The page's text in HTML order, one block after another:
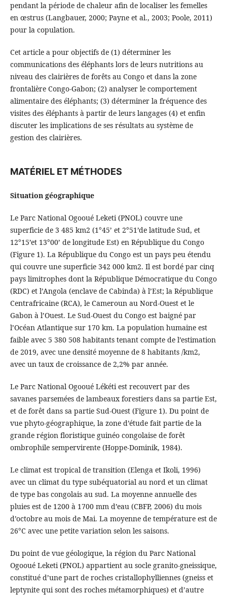
pendant la période de chaleur afin de localiser les femelles
en œstrus (Langbauer, 2000; Payne et al., 2003; Poole, 2011)
pour la copulation.
Cet article a pour objectifs de (1) déterminer les
communications des éléphants lors de leurs nutritions au
niveau des clairières de forêts au Congo et dans la zone
frontalière Congo-Gabon; (2) analyser le comportement
alimentaire des éléphants; (3) déterminer la fréquence des
visites des éléphants à partir de leurs langages (4) et enfin
discuter les implications de ses résultats au système de
gestion des clairières.
MATÉRIEL ET MÉTHODES
Situation géographique
Le Parc National Ogooué Leketi (PNOL) couvre une
superficie de 3 485 km2 (1°45’ et 2°51’de latitude Sud, et
12°15’et 13°00’ de longitude Est) en République du Congo
(Figure 1). La République du Congo est un pays peu étendu
qui couvre une superficie 342 000 km2. Il est bordé par cinq
pays limitrophes dont la République Démocratique du Congo
(RDC) et l’Angola (enclave de Cabinda) à l’Est; la République
Centrafricaine (RCA), le Cameroun au Nord-Ouest et le
Gabon à l’Ouest. Le Sud-Ouest du Congo est baigné par
l’Océan Atlantique sur 170 km. La population humaine est
faible avec 5 380 508 habitants tenant compte de l’estimation
de 2019, avec une densité moyenne de 8 habitants /km2,
avec un taux de croissance de 2,2% par année.
Le Parc National Ogooué Lékéti est recouvert par des
savanes parsemées de lambeaux forestiers dans sa partie Est,
et de forêt dans sa partie Sud-Ouest (Figure 1). Du point de
vue phyto-géographique, la zone d’étude fait partie de la
grande région floristique guinéo congolaise de forêt
ombrophile sempervirente (Hoppe-Dominik, 1984).
Le climat est tropical de transition (Elenga et Ikoli, 1996)
avec un climat du type subéquatorial au nord et un climat
de type bas congolais au sud. La moyenne annuelle des
pluies est de 1200 à 1700 mm d’eau (CBFP, 2006) du mois
d’octobre au mois de Mai. La moyenne de température est de
26°C avec une petite variation selon les saisons.
Du point de vue géologique, la région du Parc National
Ogooué Leketi (PNOL) appartient au socle granito-gneissique,
constitué d’une part de roches cristallophylliennes (gneiss et
leptynite qui sont des roches métamorphiques) et d’autre